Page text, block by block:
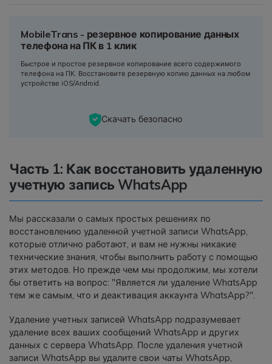
MobileTrans - резервное копирование данных
телефона на ПК в 1 клик
Быстрое и простое резервное копирование всего содержимого
телефона на ПК. Восстановите резервную копию данных на любом
устройстве iOS/Android.
Скачать безопасно
Часть 1: Как восстановить удаленную
учетную запись WhatsApp
Мы рассказали о самых простых решениях по
восстановлению удаленной учетной записи WhatsApp,
которые отлично работают, и вам не нужны никакие
технические знания, чтобы выполнить работу с помощью
этих методов. Но прежде чем мы продолжим, мы хотели
бы ответить на вопрос: "Является ли удаление WhatsApp
тем же самым, что и деактивация аккаунта WhatsApp?".
Удаление учетных записей WhatsApp подразумевает
удаление всех ваших сообщений WhatsApp и других
данных с сервера WhatsApp. После удаления учетной
записи WhatsApp вы удалите свои чаты WhatsApp,